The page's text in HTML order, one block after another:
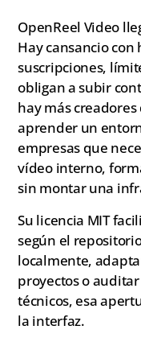
OpenReel Video
Hay cansancio
suscripciones,
obligan a subir
hay más
aprender un
empresas que
vídeo interno,
sin montar una
Su licencia MIT
según el
localmente,
proyectos o
técnicos, esa
la interfaz.